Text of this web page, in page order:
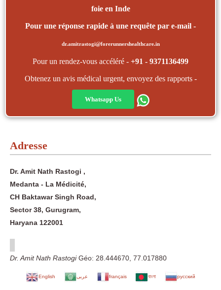
foie en Inde
Pour une réponse rapide à une requête par e-mail -
dr.amitrastogi@forerunnershealthcare.in
Pour un rendez-vous accéléré - +91 - 9371136499
Obtenez un avis médical urgent, envoyez des rapports -
Whatsapp Us
Adresse
Dr. Amit Nath Rastogi ,
Medanta - La Médicité,
CH Baktawar Singh Road,
Sector 38, Gurugram,
Haryana 122001
Dr. Amit Nath RastogiGéo: 28.444670, 77.017880
English عربى français বাংলা русский